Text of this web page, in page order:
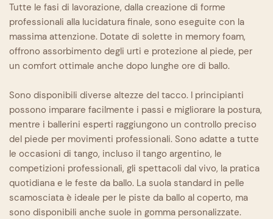
Tutte le fasi di lavorazione, dalla creazione di forme
professionali alla lucidatura finale, sono eseguite con la
massima attenzione. Dotate di solette in memory foam,
offrono assorbimento degli urti e protezione al piede, per
un comfort ottimale anche dopo lunghe ore di ballo.
Sono disponibili diverse altezze del tacco. I principianti
possono imparare facilmente i passi e migliorare la postura,
mentre i ballerini esperti raggiungono un controllo preciso
del piede per movimenti professionali. Sono adatte a tutte
le occasioni di tango, incluso il tango argentino, le
competizioni professionali, gli spettacoli dal vivo, la pratica
quotidiana e le feste da ballo. La suola standard in pelle
scamosciata è ideale per le piste da ballo al coperto, ma
sono disponibili anche suole in gomma personalizzate.